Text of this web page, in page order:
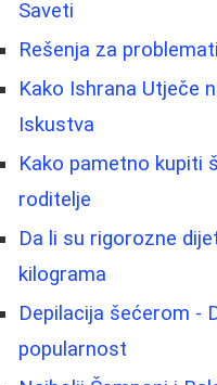
Saveti
Rešenja za
Kako Ishrana Utječe
Iskustva
Kako pametno kupiti
roditelje
Da li su rigorozne
kilograma
Depilacija šećerom -
popularnost